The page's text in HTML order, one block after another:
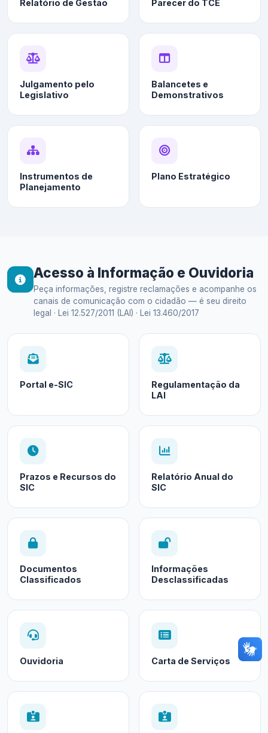
Relatório de Gestão Parecer do TCE
Julgamento pelo
Legislativo
Balancetes e
Demonstrativos
Instrumentos de
Planejamento
Plano Estratégico
Acesso à Informação e Ouvidoria
Peça informações, registre reclamações e acompanhe os
canais de comunicação com o cidadão — é seu direito
legal · Lei 12.527/2011 (LAI) · Lei 13.460/2017
Portal e-SIC
Regulamentação da
LAI
Prazos e Recursos do
SIC
Relatório Anual do
SIC
Documentos
Classificados
Informações
Desclassificadas
Ouvidoria Carta de Serviços